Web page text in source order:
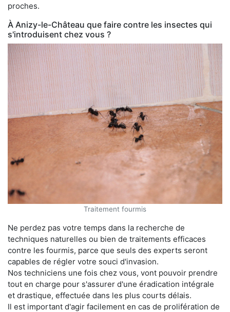
proches.
À Anizy-le-Château que faire contre les insectes qui
s'introduisent chez vous ?
Traitement fourmis
Ne perdez pas votre temps dans la recherche de
techniques naturelles ou bien de traitements efficaces
contre les fourmis, parce que seuls des experts seront
capables de régler votre souci d'invasion.
Nos techniciens une fois chez vous, vont pouvoir prendre
tout en charge pour s'assurer d'une éradication intégrale
et drastique, effectuée dans les plus courts délais.
Il est important d'agir facilement en cas de prolifération de